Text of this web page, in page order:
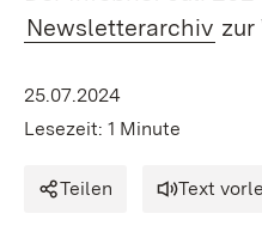
Newsletterarchiv zur
25.07.2024
Lesezeit: 1 Minute
Teilen Text